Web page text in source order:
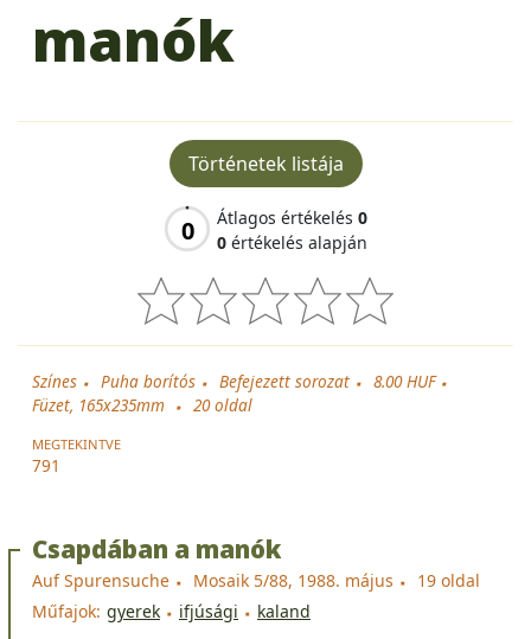
manók
Történetek listája
0 Átlagos értékelés 0
0 értékelés alapján
Színes Puha borítós Befejezett sorozat
8.00 HUF
Füzet, 165x235mm
20oldal
MEGTEKINTVE
791
Csapdában a manók
Auf Spurensuche Mosaik 5/88, 1988. május
19 oldal
Műfajok: gyerek ifjúsági kaland